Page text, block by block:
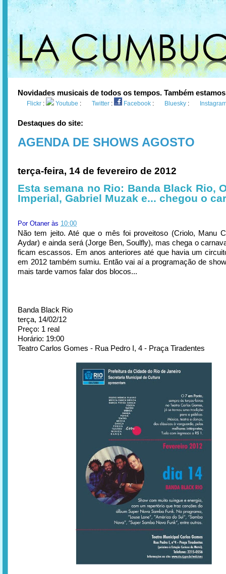
Novidades musicais de todos os tempos. Também
Flickr : Youtube : Twitter : Facebook : Bluesky :
Destaques do site:
AGENDA DE SHOWS AGOSTO
terça-feira, 14 de fevereiro de 2012
Esta semana no Rio: Banda Black Rio,
Imperial, Gabriel Muzak e... chegou o
Por Otaner às 10:00
Não tem jeito. Até que o mês foi proveitoso (Criolo, Manu
Aydar) e ainda será (Jorge Ben, Soulfly), mas chega o
ficam escassos. Em anos anteriores até que havia um
em 2012 também sumiu. Então vai aí a programação de
mais tarde vamos falar dos blocos...
Banda Black Rio
terça, 14/02/12
Preço: 1 real
Horário: 19:00
Teatro Carlos Gomes - Rua Pedro I, 4 - Praça Tiradentes